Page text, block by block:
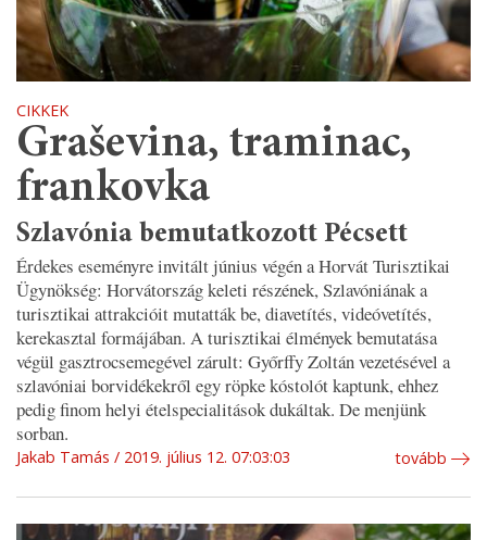
CIKKEK
Graševina, traminac,
frankovka
Szlavónia bemutatkozott Pécsett
Érdekes eseményre invitált június végén a Horvát Turisztikai
Ügynökség: Horvátország keleti részének, Szlavóniának a
turisztikai attrakcióit mutatták be, diavetítés, videóvetítés,
kerekasztal formájában. A turisztikai élmények bemutatása
végül gasztrocsemegével zárult: Győrffy Zoltán vezetésével a
szlavóniai borvidékekről egy röpke kóstolót kaptunk, ehhez
pedig finom helyi ételspecialitások dukáltak. De menjünk
sorban.
Jakab Tamás 2019. július 12. 07:03:03 tovább